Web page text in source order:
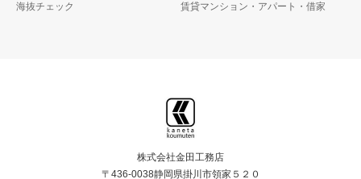
海抜チェック 賃貸マンション・アパート・借家
株式会社金田工務店
〒436-0038静岡県掛川市領家５２０